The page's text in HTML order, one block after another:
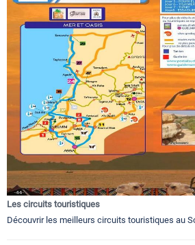
Les circuits touristiques
Découvrir les meilleurs circuits touristiques au